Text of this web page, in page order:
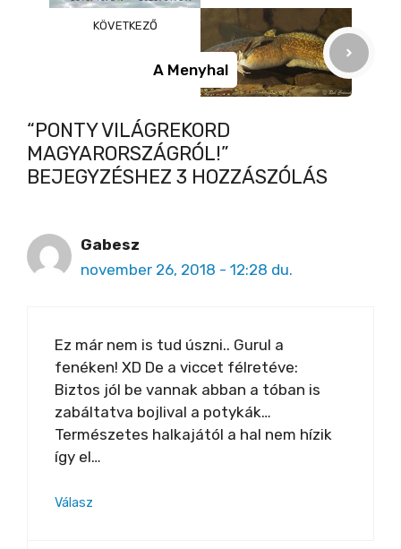
KÖVETKEZŐ
A Menyhal
“PONTY VILÁGREKORD
MAGYARORSZÁGRÓL!”
BEJEGYZÉSHEZ 3 HOZZÁSZÓLÁS
Gabesz
november 26, 2018 - 12:28 du.
Ez már nem is tud úszni.. Gurul a
fenéken! XD De a viccet félretéve:
Biztos jól be vannak abban a tóban is
zabáltatva bojlival a potykák…
Természetes halkajától a hal nem hízik
így el…
Válasz